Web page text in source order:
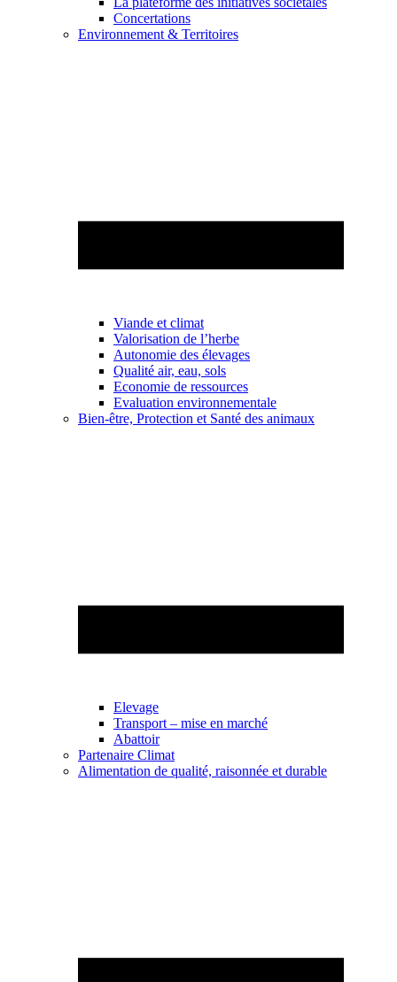
Concertations
Environnement & Territoires
Viande et climat
Valorisation de l’herbe
Autonomie des élevages
Qualité air, eau, sols
Economie de ressources
Evaluation environnementale
Bien-être, Protection et Santé des animaux
Elevage
Transport – mise en marché
Abattoir
Partenaire Climat
Alimentation de qualité, raisonnée et durable